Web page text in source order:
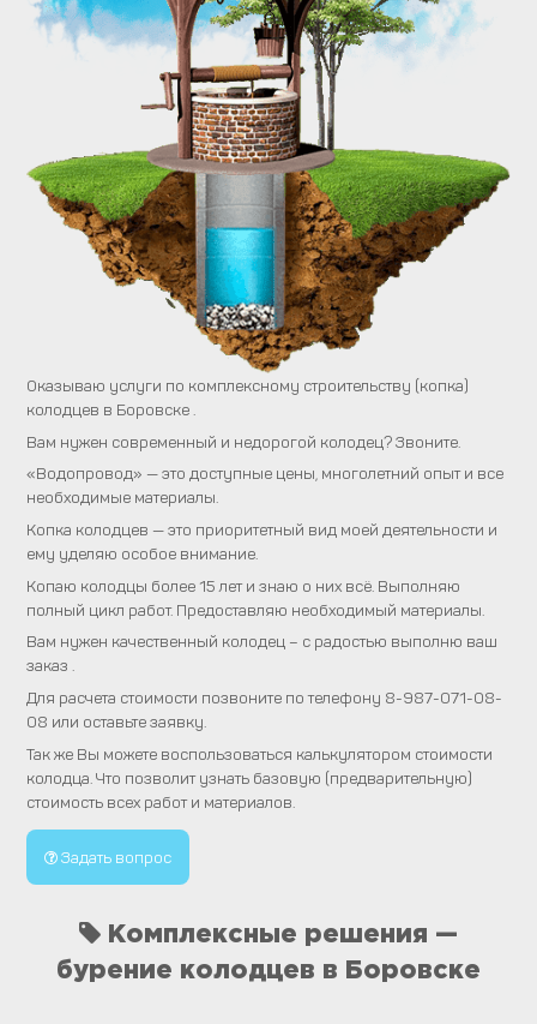
Оказываю услуги по комплексному строительству (копка)
колодцев в Боровске .
Вам нужен современный и недорогой колодец? Звоните.
«Водопровод» — это доступные цены, многолетний опыт и все
необходимые материалы.
Копка колодцев — это приоритетный вид моей деятельности и
ему уделяю особое внимание.
Копаю колодцы более 15 лет и знаю о них всё. Выполняю
полный цикл работ. Предоставляю необходимый материалы.
Вам нужен качественный колодец – с радостью выполню ваш
заказ .
Для расчета стоимости позвоните по телефону 8-987-071-08-
08 или оставьте заявку.
Так же Вы можете воспользоваться калькулятором стоимости
колодца. Что позволит узнать базовую (предварительную)
стоимость всех работ и материалов.
Задать вопрос
Комплексные решения —
бурение колодцев в Боровске